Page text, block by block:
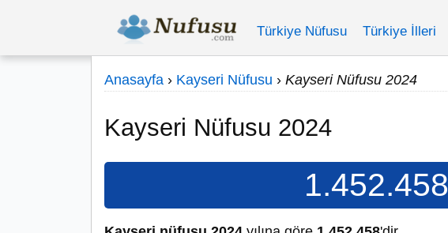
Türkiye Nüfusu Türkiye İlleri
Anasayfa › Kayseri Nüfusu › Kayseri Nüfusu 2024
Kayseri Nüfusu 2024
1.452.458